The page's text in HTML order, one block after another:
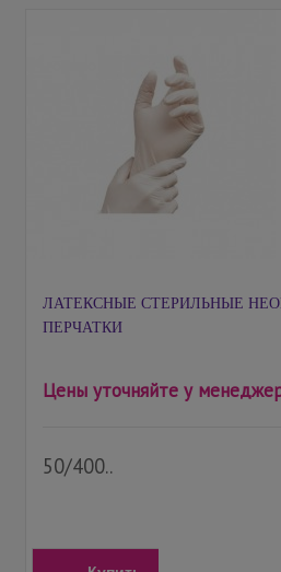
ЛАТЕКСНЫЕ СТЕРИЛЬНЫЕ
ПЕРЧАТКИ
Цены уточняйте у
50/400..